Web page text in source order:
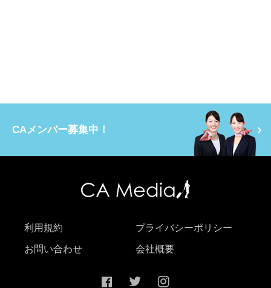
CAメンバー募集中！
利用規約 プライバシーポリシー
お問い合わせ 会社概要